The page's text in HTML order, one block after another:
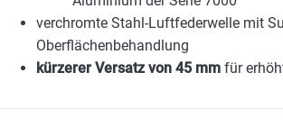
verchromte Stahl-Luftfederwelle mit
Oberflächenbehandlung
kürzerer Versatz von 45 mm für